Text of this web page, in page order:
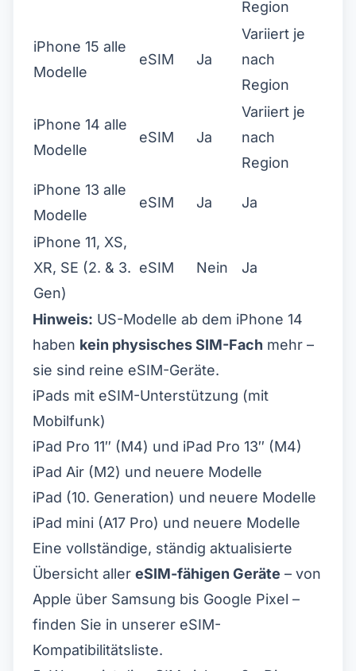
Region
iPhone 15 alle
Modelle
eSIM Ja
Variiert je
nach
Region
iPhone 14 alle
Modelle
eSIM Ja
Variiert je
nach
Region
iPhone 13 alle
Modelle
eSIM Ja Ja
iPhone 11, XS,
XR, SE (2. & 3.
Gen)
eSIM Nein Ja
Hinweis: US-Modelle ab dem iPhone 14
haben kein physisches SIM-Fach mehr –
sie sind reine eSIM-Geräte.
iPads mit eSIM-Unterstützung (mit
Mobilfunk)
iPad Pro 11″ (M4) und iPad Pro 13″ (M4)
iPad Air (M2) und neuere Modelle
iPad (10. Generation) und neuere Modelle
iPad mini (A17 Pro) und neuere Modelle
Eine vollständige, ständig aktualisierte
Übersicht aller eSIM-fähigen Geräte – von
Apple über Samsung bis Google Pixel –
finden Sie in unserer eSIM-
Kompatibilitätsliste.